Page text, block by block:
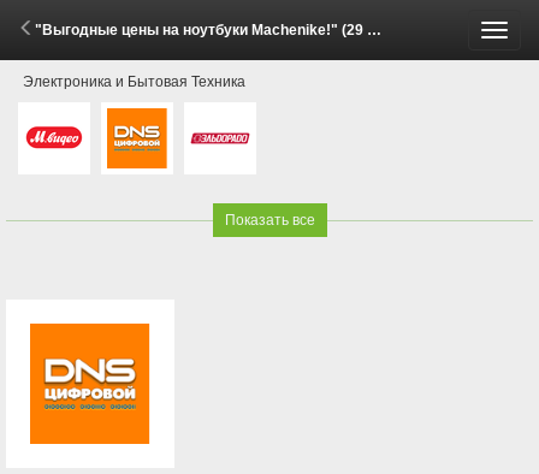
"Выгодные цены на ноутбуки Machenike!" (29 Мая - 11 Июня 2026)
Электроника и Бытовая Техника
Показать все